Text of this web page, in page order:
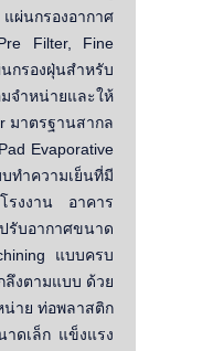
กรองอากาศ
Filter, Fine
กรองฝุ่นสำหรับ
ำหน่ายและให้
มาตรฐานสากล
Evaporative
ทำความเย็นที่มี
รงงาน อาคาร
บอากาศขนาด
แบบครบ
ลึงตามแบบ ด้วย
น่าย ท่อพลาสติก
ดเล็ก แข็งแรง